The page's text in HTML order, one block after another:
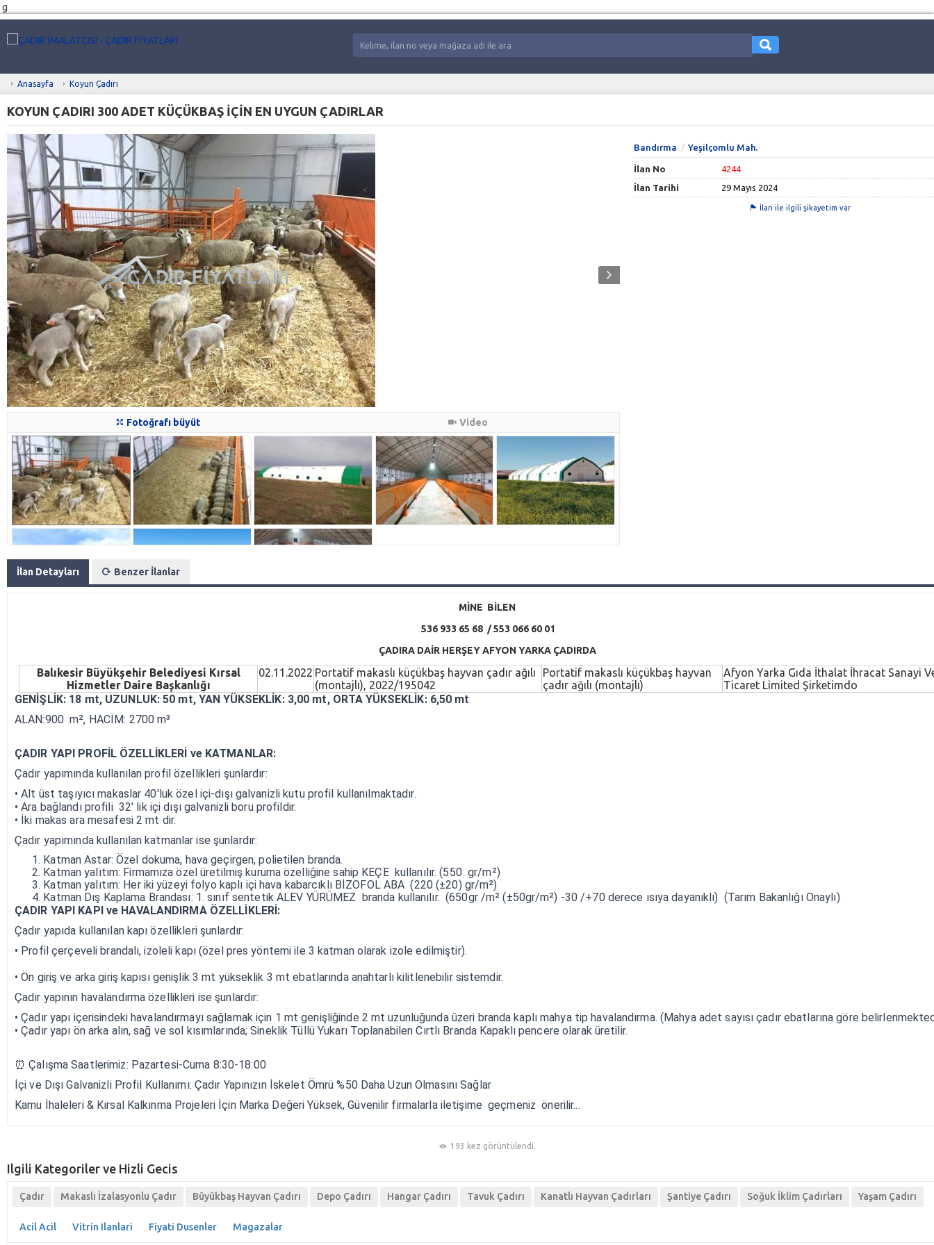
g
Anasayfa Koyun Çadırı
KOYUN ÇADIRI 300 ADET KÜÇÜKBAŞ İÇİN EN UYGUN ÇADIRLAR
Fotoğrafı büyüt Video
Bandırma Yeşilçomlu Mah.
İlan No
4244
İlan Tarihi
29 Mayıs 2024
İlan ile ilgili şikayetim var
İlan Detayları Benzer İlanlar
MİNE BİLEN
536 933 65 68 / 553 066 60 01
ÇADIRA DAİR HERŞEY AFYON YARKA ÇADIRDA
Balıkesir Büyükşehir Belediyesi Kırsal
Hizmetler Daire Başkanlığı
02.11.2022 Portatif makaslı küçükbaş hayvan çadır ağılı
(montajlı), 2022/195042
Portatif makaslı küçükbaş hayvan
çadır ağılı (montajlı)
Afyon Yarka Gıda İthalat İhracat Sanayi
Ticaret Limited Şirketimdo
GENİŞLİK: 18 mt, UZUNLUK: 50 mt, YAN YÜKSEKLİK: 3,00 mt, ORTA YÜKSEKLİK: 6,50 mt
ALAN:900 m², HACİM: 2700 m³
ÇADIR YAPI PROFİL ÖZELLİKLERİ ve KATMANLAR:
Çadır yapımında kullanılan profil özellikleri şunlardır:
• Alt üst taşıyıcı makaslar 40'luk özel içi-dışı galvanizli kutu profil kullanılmaktadır.
• Ara bağlandı profili 32' lik içi dışı galvanizli boru profildir.
• İki makas ara mesafesi 2 mt dir.
Çadır yapımında kullanılan katmanlar ise şunlardır:
Katman Astar: Özel dokuma, hava geçirgen, polietilen branda.
Katman yalıtım: Firmamıza özel üretilmiş kuruma özelliğine sahip KEÇE kullanılır. (550 gr/m²)
Katman yalıtım: Her iki yüzeyi folyo kaplı içi hava kabarcıklı BİZOFOL ABA (220 (±20) gr/m²)
Katman Dış Kaplama Brandası: 1. sınıf sentetik ALEV YÜRÜMEZ branda kullanılır. (650gr /m² (±50gr/m²) -30 /+70 derece ısıya dayanıklı) (Tarım Bakanlığı Onaylı)
ÇADIR YAPI KAPI ve HAVALANDIRMA ÖZELLİKLERİ:
Çadır yapıda kullanılan kapı özellikleri şunlardır:
• Profil çerçeveli brandalı, izoleli kapı (özel pres yöntemi ile 3 katman olarak izole edilmiştir).
• Ön giriş ve arka giriş kapısı genişlik 3 mt yükseklik 3 mt ebatlarında anahtarlı kilitlenebilir sistemdir.
Çadır yapının havalandırma özellikleri ise şunlardır:
• Çadır yapı içerisindeki havalandırmayı sağlamak için 1 mt genişliğinde 2 mt uzunluğunda üzeri branda kaplı mahya tip havalandırma. (Mahya adet sayısı çadır ebatlarına göre
• Çadır yapı ön arka alın, sağ ve sol kısımlarında; Sineklik Tüllü Yukarı Toplanabilen Cırtlı Branda Kapaklı pencere olarak üretilir.
⏰ Çalışma Saatlerimiz: Pazartesi-Cuma 8:30-18:00
İçi ve Dışı Galvanizli Profil Kullanımı: Çadır Yapınızın İskelet Ömrü %50 Daha Uzun Olmasını Sağlar
Kamu İhaleleri & Kırsal Kalkınma Projeleri İçin Marka Değeri Yüksek, Güvenilir firmalarla iletişime geçmeniz önerilir...
193 kez görüntülendi.
Ilgili Kategoriler ve Hizli Gecis
Çadır Makaslı İzalasyonlu Çadır Büyükbaş Hayvan Çadırı Depo Çadırı Hangar Çadırı Tavuk Çadırı Kanatlı Hayvan Çadırları Şantiye Çadırı Soğuk İklim Çadırları Yaşam Çadırı
Acil Acil Vitrin Ilanlari Fiyati Dusenler Magazalar